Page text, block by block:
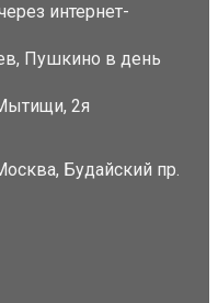
интернет-
Пушкино в день
2я
Будайский пр.